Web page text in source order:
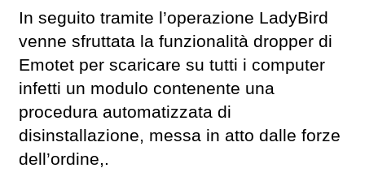
In seguito tramite l’operazione LadyBird
venne sfruttata la funzionalità dropper di
Emotet per scaricare su tutti i computer
infetti un modulo contenente una
procedura automatizzata di
disinstallazione, messa in atto dalle forze
dell’ordine,.